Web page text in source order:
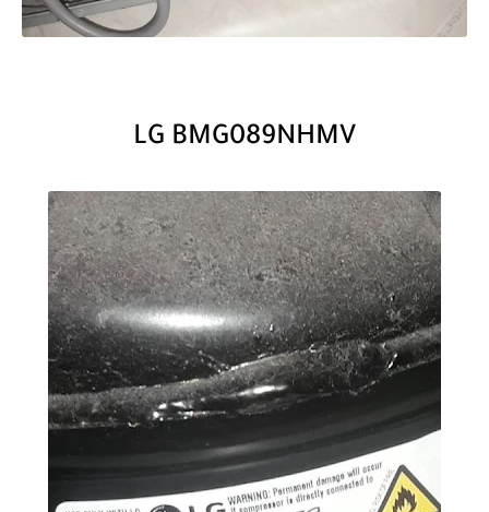
LG BMG089NHMV